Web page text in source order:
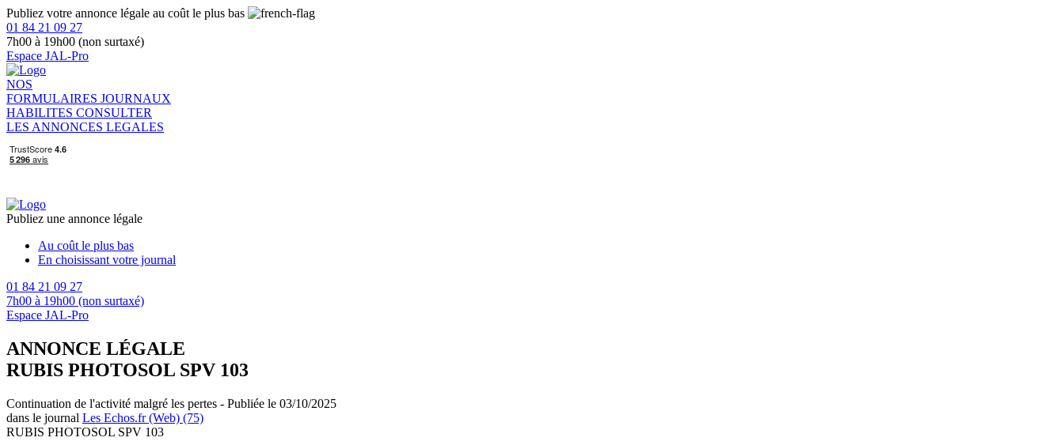
Publiez votre annonce légale au coût le plus bas
01 84 21 09 27
7h00 à 19h00 (non surtaxé)
Espace JAL-Pro
NOS
FORMULAIRES JOURNAUX
HABILITES CONSULTER
LES ANNONCES LEGALES
Publiez une annonce légale
Au coût le plus bas
En choisissant votre journal
01 84 21 09 27
7h00 à 19h00 (non surtaxé)
Espace JAL-Pro
ANNONCE LÉGALE
RUBIS PHOTOSOL SPV 103
Continuation de l'activité malgré les pertes - Publiée le 03/10/2025
dans le journal Les Echos.fr (Web) (75)
RUBIS PHOTOSOL SPV 103